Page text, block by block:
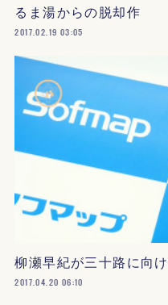
るま湯からの脱却作
2017.02.19 03:05
柳瀬早紀が三十路に向
2017.04.20 06:10